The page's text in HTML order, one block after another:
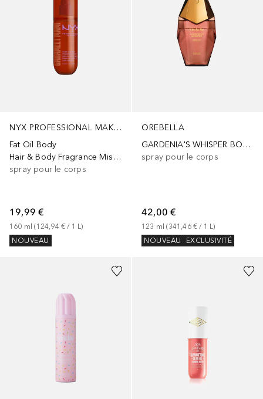
NYX PROFESSIONAL MAKEUP
Fat Oil Body
Hair & Body Fragrance Mist Caramelt Mami
spray pour le corps
19,99 €
160 ml (124,94 € / 1 L)
NOUVEAU
OREBELLA
GARDENIA'S WHISPER BODY & HAIR PERFUME MIST
spray pour le corps
42,00 €
123 ml (341,46 € / 1 L)
NOUVEAU
EXCLUSIVITÉ